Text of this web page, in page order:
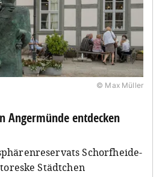
© Max Müller
Angermünde entdecken
Schorfheide-
Städtchen